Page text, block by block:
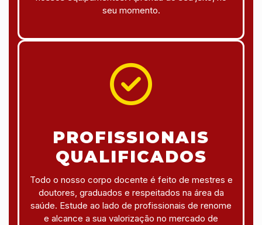
seu momento.
PROFISSIONAIS
QUALIFICADOS
Todo o nosso corpo docente é feito de mestres e
doutores, graduados e respeitados na área da
saúde. Estude ao lado de profissionais de renome
e alcance a sua valorização no mercado de